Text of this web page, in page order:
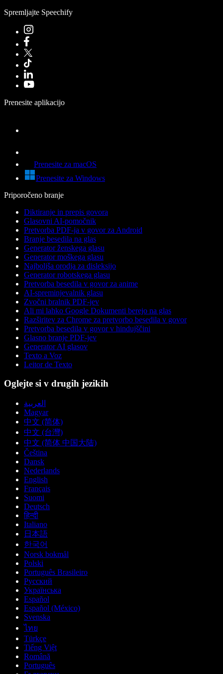
Spremljajte Speechify
Prenesite aplikacijo
Prenesite za macOS
Prenesite za Windows
Priporočeno branje
Diktiranje in prepis govora
Glasovni AI-pomočnik
Pretvorba PDF-ja v govor za Android
Branje besedila na glas
Generator ženskega glasu
Generator moškega glasu
Najboljša orodja za disleksijo
Generator robotskega glasu
Pretvorba besedila v govor za anime
AI-spreminjevalnik glasu
Zvočni bralnik PDF-jev
Ali mi lahko Google Dokumenti berejo na glas
Razširitev za Chrome za pretvorbo besedila v govor
Pretvorba besedila v govor v hindujščini
Glasno branje PDF-jev
Generator AI glasov
Texto a Voz
Leitor de Texto
Oglejte si v drugih jezikih
العربية
Magyar
中文 (简体)
中文 (台灣)
中文 (简体 中国大陆)
Čeština
Dansk
Nederlands
English
Français
Suomi
Deutsch
हिन्दी
Italiano
日本語
한국어
Norsk bokmål
Polski
Português Brasileiro
Русский
Українська
Español
Español (México)
Svenska
ไทย
Türkçe
Tiếng Việt
Română
Português